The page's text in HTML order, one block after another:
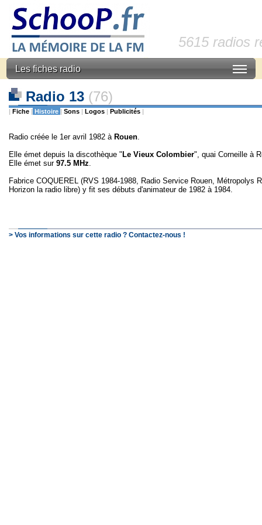
5615 radios
Les fiches radio
Radio 13 (76)
| Fiche | Histoire | Sons | Logos | Publicités |
Radio créée le 1er avril 1982 à Rouen.
Elle émet depuis la discothèque " Le Vieux Colombier", quai Corneille à
Elle émet sur 97.5 MHz.
Fabrice COQUEREL (RVS 1984-1988, Radio Service Rouen, Métropolys
Horizon la radio libre) y fit ses débuts d'animateur de 1982 à 1984.
> Vos informations sur cette radio ? Contactez-nous !